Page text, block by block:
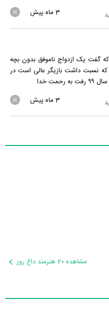
3 ماه پیش
گفت یک ازدواج ناموفق بدون بچه
که نسبت داشت بازیگر عالی است در
3 ماه پیش
مشاهده 20 هنرمند داغ روز